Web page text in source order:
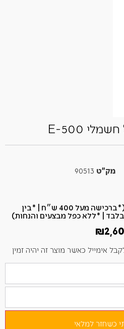
מק"ט
*משתתף במשלוח חינם (*ברכישה מעל 400 ש״ח​ | *בין
| *ללא כפל מבצעים והנחות)
₪
אימייל כאשר מוצר זה יהיה זמין
כשחזר למלאי